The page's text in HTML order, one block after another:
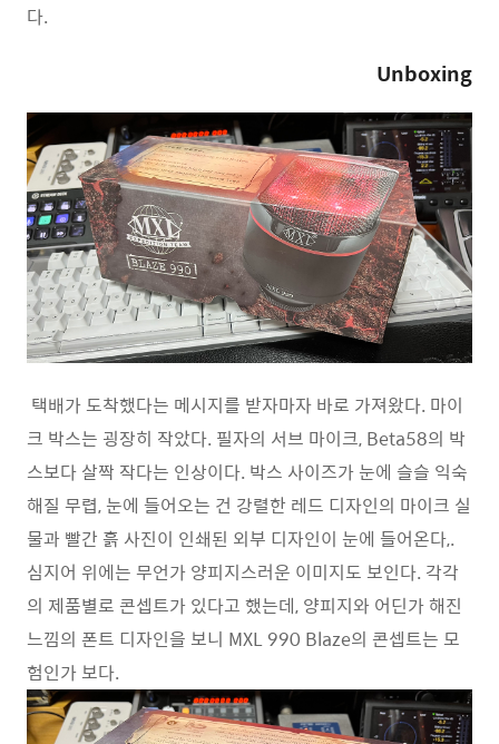
다.
Unboxing
택배가 도착했다는 메시지를 받자마자 바로 가져왔다. 마이
크 박스는 굉장히 작았다. 필자의 서브 마이크, Beta58의 박
스보다 살짝 작다는 인상이다. 박스 사이즈가 눈에 슬슬 익숙
해질 무렵, 눈에 들어오는 건 강렬한 레드 디자인의 마이크 실
물과 빨간 흙 사진이 인쇄된 외부 디자인이 눈에 들어온다,.
심지어 위에는 무언가 양피지스러운 이미지도 보인다. 각각
의 제품별로 콘셉트가 있다고 했는데, 양피지와 어딘가 해진
느낌의 폰트 디자인을 보니 MXL 990 Blaze의 콘셉트는 모
험인가 보다.